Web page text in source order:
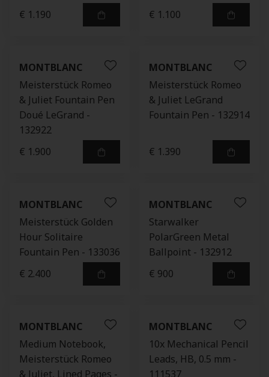
€ 1.190
€ 1.100
MONTBLANC
Meisterstück Romeo
& Juliet Fountain Pen
Doué LeGrand -
132922
€ 1.900
MONTBLANC
Meisterstück Romeo
& Juliet LeGrand
Fountain Pen - 132914
€ 1.390
MONTBLANC
Meisterstück Golden
Hour Solitaire
Fountain Pen - 133036
€ 2.400
MONTBLANC
Starwalker
PolarGreen Metal
Ballpoint - 132912
€ 900
MONTBLANC
Medium Notebook,
Meisterstück Romeo
& Juliet, Lined Pages -
MONTBLANC
10x Mechanical Pencil
Leads, HB, 0.5 mm -
111537